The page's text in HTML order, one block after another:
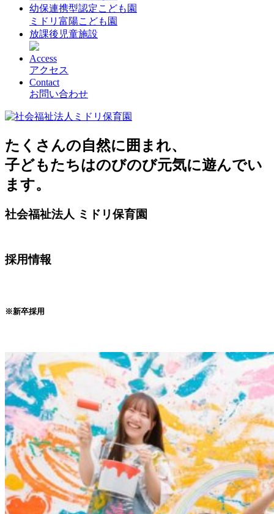
幼保連携型認定こども園
ミドリ富陽こども園
放課後児童施設
Access
アクセス
Contact
お問い合わせ
たくさんの自然に囲まれ、
子どもたちはのびのび元気に遊んでい
ます。
社会福祉法人 ミドリ保育園
採用情報
※新卒採用